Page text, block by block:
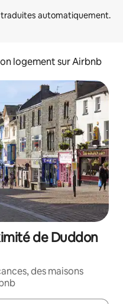
logement sur Airbnb
de Duddon
des maisons